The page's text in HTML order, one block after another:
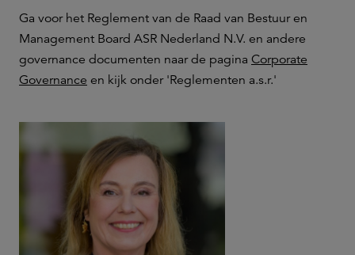
Ga voor het Reglement van de Raad van Bestuur en
Management Board ASR Nederland N.V. en andere
governance documenten naar de pagina Corporate
Governance en kijk onder 'Reglementen a.s.r.'